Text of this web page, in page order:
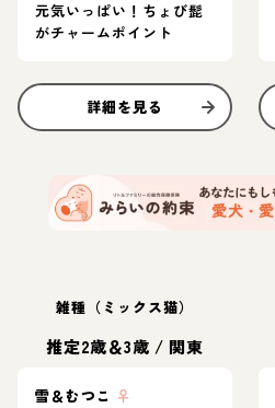
元気いっぱい！ちょび髭
がチャームポイント
詳細を見る
雑種（ミックス猫）
推定2歳＆3歳 / 関東
雪＆むつこ ♀